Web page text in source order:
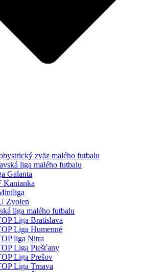
zväz malého futbalu
liga malého futbalu
Galanta
Zvolen
liga malého futbalu
Liga Bratislava
Liga Humenné
liga Nitra
Liga Piešťany
Liga Prešov
Liga Trnava